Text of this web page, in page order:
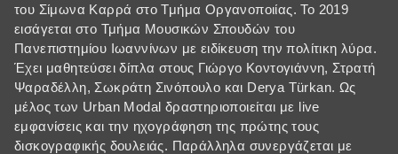
του Σίμωνα Καρρά στο Τμήμα Οργανοποιίας. Το 2019
εισάγεται στο Τμήμα Μουσικών Σπουδών του
Πανεπιστημίου Ιωαννίνων με ειδίκευση την πολίτικη λύρα.
Έχει μαθητεύσει δίπλα στους Γιώργο Κοντογιάννη, Στρατή
Ψαραδέλλη, Σωκράτη Σινόπουλο και Derya Türkan. Ως
μέλος των Urban Modal δραστηριοποιείται με live
εμφανίσεις και την ηχογράφηση της πρώτης τους
δισκογραφικής δουλειάς. Παράλληλα συνεργάζεται με